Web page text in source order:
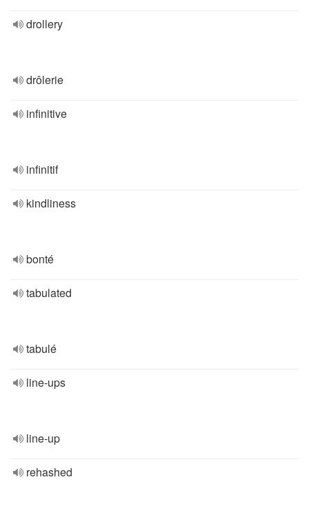
drollery
drôlerie
infinitive
infinitif
kindliness
bonté
tabulated
tabulé
line-ups
line-up
rehashed